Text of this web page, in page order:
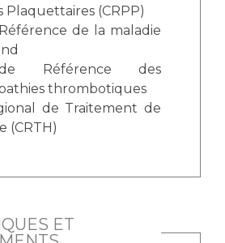
données
tabac
Plaquettaires (CRPP)
de la maladie
Référence des
thrombotiques
de Traitement de
(CRTH)
ET